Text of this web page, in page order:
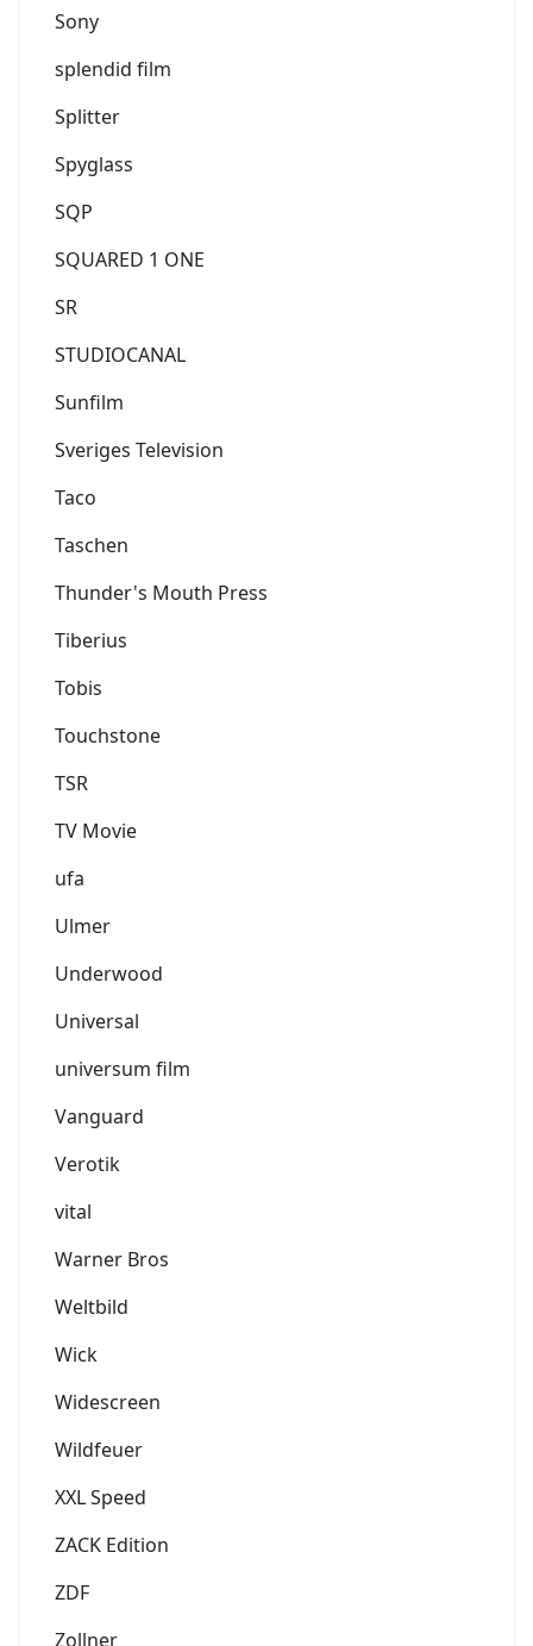
Sony
splendid film
Splitter
Spyglass
SQP
SQUARED 1 ONE
SR
STUDIOCANAL
Sunfilm
Sveriges Television
Taco
Taschen
Thunder's Mouth Press
Tiberius
Tobis
Touchstone
TSR
TV Movie
ufa
Ulmer
Underwood
Universal
universum film
Vanguard
Verotik
vital
Warner Bros
Weltbild
Wick
Widescreen
Wildfeuer
XXL Speed
ZACK Edition
ZDF
Zollner